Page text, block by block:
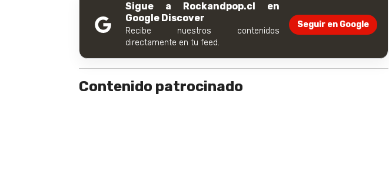
Sigue a Rockandpop.cl en
Google Discover
Recibe nuestros contenidos
directamente en tu feed.
Seguir en Google
Contenido patrocinado